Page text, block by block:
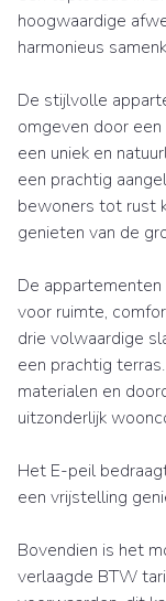
hoogwaardige
harmonieus
De stijlvolle
omgeven door
een uniek en
een prachtig
bewoners tot rust
genieten van de
De
voor ruimte,
drie volwaardige
een prachtig
materialen en
uitzonderlijk
Het E-peil
een vrijstelling
Bovendien is het
verlaagde BTW